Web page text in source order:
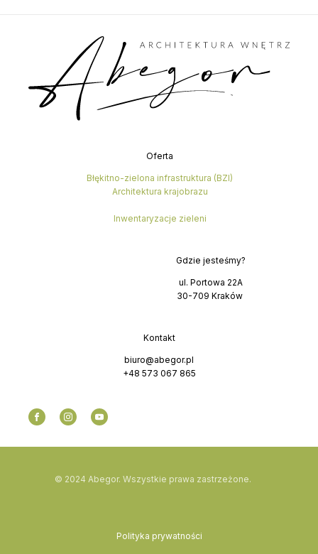
Oferta
Błękitno-zielona infrastruktura (BZI)
Architektura krajobrazu
Inwentaryzacje zieleni
Gdzie jesteśmy?
ul. Portowa 22A
30-709 Kraków
Kontakt
biuro@abegor.pl
+48 573 067 865
© 2024 Abegor. Wszystkie prawa zastrzeżone.
Polityka prywatności